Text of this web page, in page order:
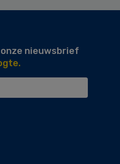
nieuwsbrief